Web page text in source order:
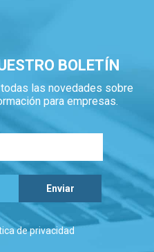
BOLETÍN
las novedades sobre
para empresas.
de privacidad